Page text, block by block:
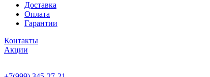
Доставка
Оплата
Гарантии
Контакты
Акции